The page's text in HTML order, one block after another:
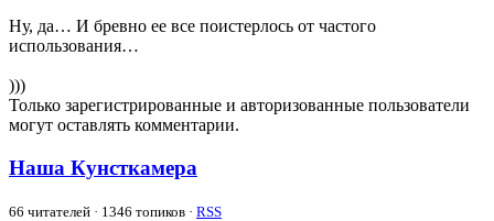
Ну, да… И бревно ее все поистерлось от частого
использования…
)))
Только зарегистрированные и авторизованные пользователи
могут оставлять комментарии.
Наша Кунсткамера
66 читателей · 1346 топиков · RSS